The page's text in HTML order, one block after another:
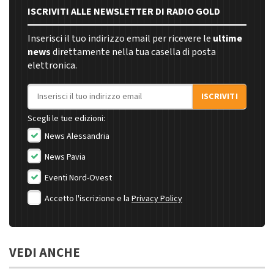
ISCRIVITI ALLE NEWSLETTER DI RADIO GOLD
Inserisci il tuo indirizzo email per ricevere le ultime
newsdirettamente nella tua casella di posta
elettronica.
Indirizzo email
ISCRIVITI
Scegli le tue edizioni:
News Alessandria
News Pavia
Eventi Nord-Ovest
Accetto l'iscrizione e la Privacy Policy
VEDI ANCHE